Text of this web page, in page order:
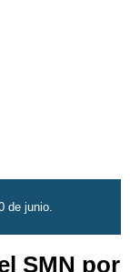
de junio.
SMN por